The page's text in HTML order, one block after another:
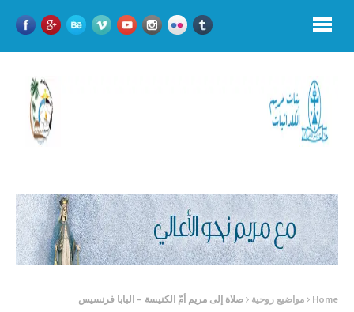
Home مواضيع روحية صلاة إلى مريم أمّ الكنيسة – البابا فرنسيس